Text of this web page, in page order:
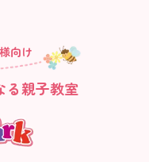
向け
る親子教室